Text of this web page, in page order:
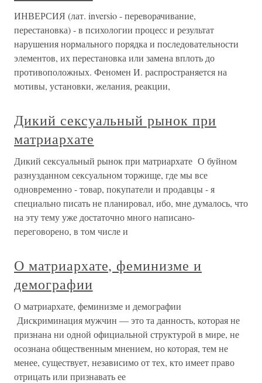
ИНВЕРСИЯ (лат. inversio - переворачивание,
перестановка) - в психологии процесс и результат
нарушения нормального порядка и последовательности
элементов, их перестановка или замена вплоть до
противоположных. Феномен И. распространяется на
мотивы, установки, желания, реакции,
Дикий сексуальный рынок при
матриархате
Дикий сексуальный рынок при матриархате О буйном
разнузданном сексуальном торжище, где мы все
одновременно - товар, покупатели и продавцы - я
специально писать не планировал, ибо, мне думалось, что
на эту тему уже достаточно много написано-
переговорено, в том числе и
О матриархате, феминизме и
демографии
О матриархате, феминизме и демографии
Дискриминация мужчин — это та данность, которая не
признана ни одной официальной структурой в мире, не
осознана общественным мнением, но которая, тем не
менее, существует, независимо от тех, кто имеет право
отрицать или признавать ее